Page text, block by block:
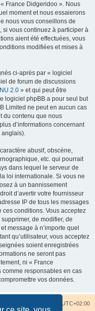
France Didgeridoo ». Nous
moment et nous essaierons
nous vous conseillons de
si vous continuez à participer à
aient été effectuées, vous
modifiées et mises à
ci-après par « logiciel
de forum de discussions
2.0 » et qui peut être
logiciel phpBB a pour seul but
Limited ne peut en aucun cas
du contenu que nous
d’informations concernant
anglais).
abusif, obscène,
etc. qui pourrait
dans lequel le serveur de
loi internationale. Si vous ne
à un bannissement
d’avertir votre fournisseur
IP de tous les messages
ces conditions. Vous acceptez
de modifier, de
message à n’importe quel
qu’utilisateur, vous acceptez
soient enregistrées
ne seront pas
ni « France
comme responsables en cas
vos données.
UTC+02:00